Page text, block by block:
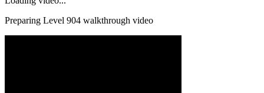
Preparing Level 904 walkthrough video